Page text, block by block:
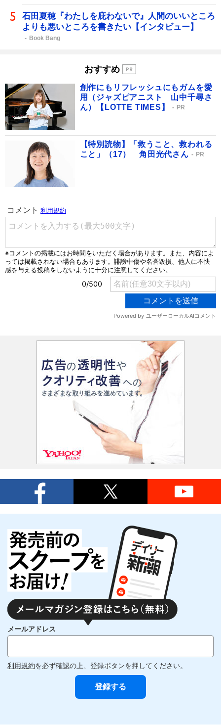
石田夏穂『わたしを庇わないで』人間のいいところ
よりも悪いところを書きたい【インタビュー】
Book Bang
おすすめ
創作にもリフレッシュにもガムを愛
用（ジャズピアニスト 山中千尋さ
ん）【LOTTE TIMES】
PR
【特別読物】「救うこと、救われる
こと」（17） 角田光代さん
PR
メールアドレス
利用規約を必ず確認の上、登録ボタンを押してください。